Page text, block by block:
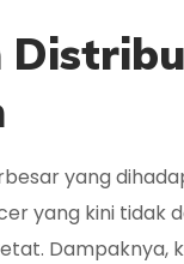
yang
yang kini
Dampaknya,